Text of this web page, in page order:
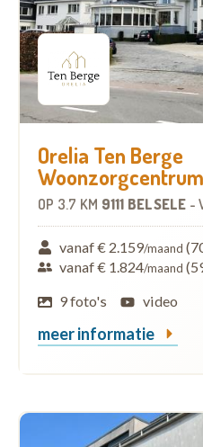
Orelia Ten Berge
Woonzorgcentrum
OP 3.7 KM 9111 BELSELE -
vanaf € 2.159/maand
vanaf € 1.824/maand
9 foto's
video
meer informatie